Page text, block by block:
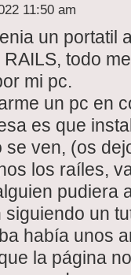
11:50 am
un portatil
todo
mi pc.
un pc en
es que
se ven, (os
los raíles,
pudiera
un
había unos
la página